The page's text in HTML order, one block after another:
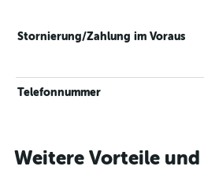
Stornierung/Zahlung im Voraus
Telefonnummer
Weitere Vorteile und